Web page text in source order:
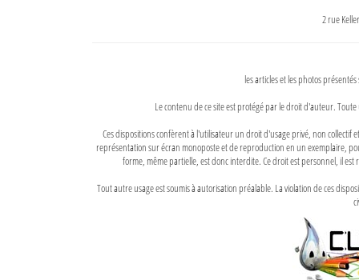
2 rue
les articles et les photos
Le contenu de ce site est protégé par le droit d'auteur.
Ces dispositions confèrent à l'utilisateur un droit d'usage privé, non
représentation sur écran monoposte et de reproduction en un exemplaire,
forme, même partielle, est donc interdite. Ce droit est personnel, il
Tout autre usage est soumis à autorisation préalable. La violation de ces